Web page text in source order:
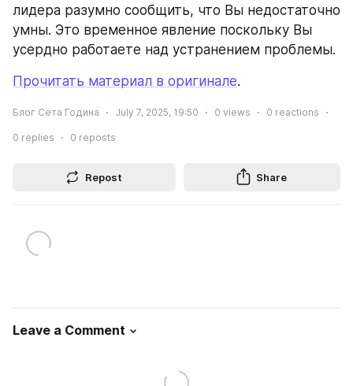
лидера разумно сообщить, что Вы недостаточно
умны. Это временное явление поскольку Вы
усердно работаете над устранением проблемы.
Прочитать материал в оригинале.
Блог Сета Година July 7, 2025, 19:50 0 views 0 reactions
0 replies 0 reposts
Repost Share
Leave a Comment